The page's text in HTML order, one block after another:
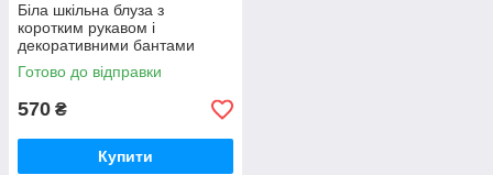
Біла шкільна блуза з
коротким рукавом і
декоративними бантами
(116-140р).
Готово до відправки
570 ₴
Купити